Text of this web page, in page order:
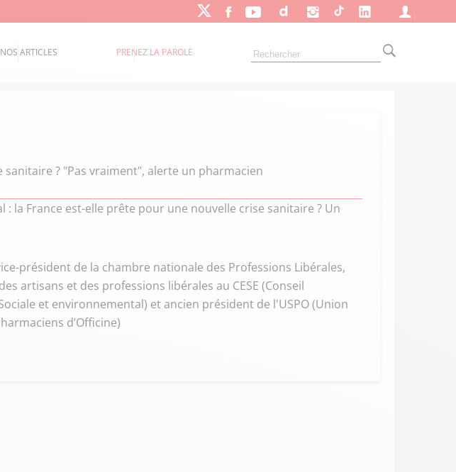
NOS ARTICLES PRENEZ LA PAROLE
? "Pas vraiment", alerte un pharmacien
la France est-elle prête pour une nouvelle crise sanitaire ? Un
président de la chambre nationale des Professions Libérales,
artisans et des professions libérales au CESE (Conseil
et environnemental) et ancien président de l'USPO (Union
d’Officine)